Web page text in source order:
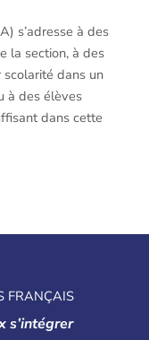
s’adresse à des
la section, à des
dans un
à des élèves
dans cette
FRANÇAIS
s’intégrer